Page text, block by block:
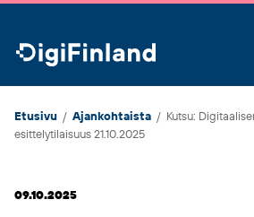
DigiFinland
Etusivu / Ajankohtaista / Kutsu:
esittelytilaisuus 21.10.2025
09.10.2025